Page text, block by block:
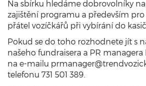
Na sbírku hledáme dobrovolníky
zajištění programu a především
přátel vozíčkářů při vybírání do
Pokud se do toho rozhodnete jít s
našeho fundraisera a PR managera
na e-mailu
telefonu 731 501 389.